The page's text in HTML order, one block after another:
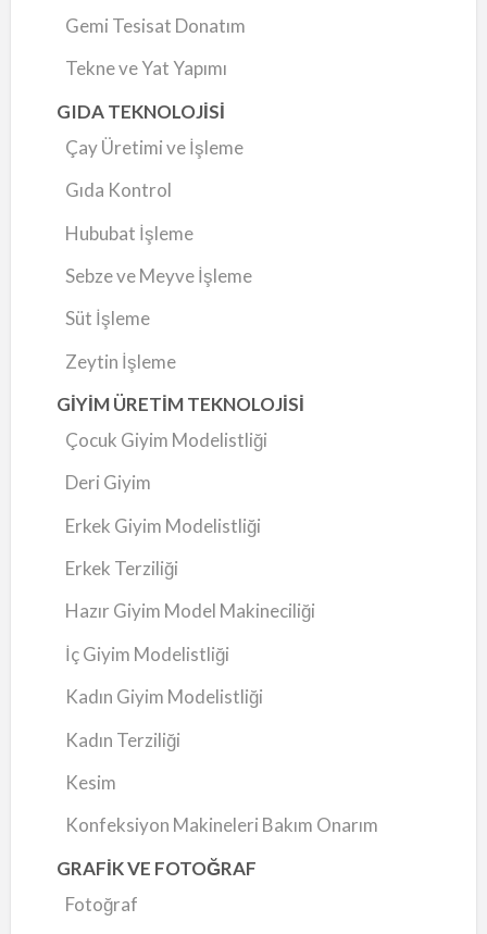
Gemi Tesisat Donatım
Tekne ve Yat Yapımı
GIDA TEKNOLOJİSİ
Çay Üretimi ve İşleme
Gıda Kontrol
Hububat İşleme
Sebze ve Meyve İşleme
Süt İşleme
Zeytin İşleme
GİYİM ÜRETİM TEKNOLOJİSİ
Çocuk Giyim Modelistliği
Deri Giyim
Erkek Giyim Modelistliği
Erkek Terziliği
Hazır Giyim Model Makineciliği
İç Giyim Modelistliği
Kadın Giyim Modelistliği
Kadın Terziliği
Kesim
Konfeksiyon Makineleri Bakım Onarım
GRAFİK VE FOTOĞRAF
Fotoğraf